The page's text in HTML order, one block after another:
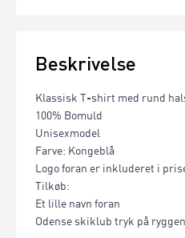
Beskrivelse
Klassisk T-shirt med rund
100% Bomuld
Unisexmodel
Farve: Kongeblå
Logo foran er inkluderet i
Tilkøb:
Et lille navn foran
Odense skiklub tryk på ryggen